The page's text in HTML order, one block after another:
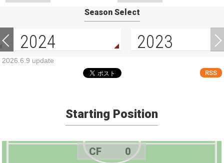
Season Select
2024 2023
2026.6.9 update
RSS
Starting Position
CF 0